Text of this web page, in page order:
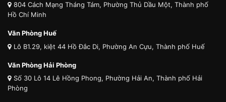
804 Cách Mạng Tháng Tám, Phường Thủ Dầu Một, Thành phố
Hồ Chí Minh
Văn Phòng Huế
Lô B1.29, kiệt 44 Hồ Đắc Di, Phường An Cựu, Thành phố Huế
Văn Phòng Hải Phòng
Số 30 Lô 14 Lê Hồng Phong, Phường Hải An, Thành phố Hải
Phòng